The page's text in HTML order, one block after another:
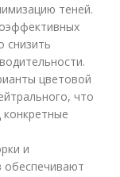
теней.
снизить
цветовой
что
и
обеспечивают